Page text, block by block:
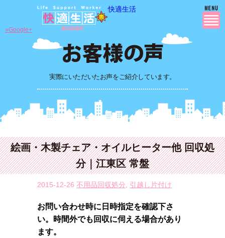
快適生活
実際にいただいたお声をご紹介しています。
»Google+
絵画・木製チェア・オイルヒーター他 回収処
分｜江東区 常盤
2015-12-26 不用品回収処分 引越し片付け
お問い合わせ時に日時指定を確認下さ
い。時間外でも回収に伺える場合があり
ます。